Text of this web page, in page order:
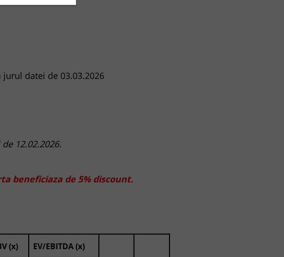
jurul datei de 03.03.2026
12.02.2026.
beneficiaza de 5% discount.
(x)
EV/EBITDA (x)